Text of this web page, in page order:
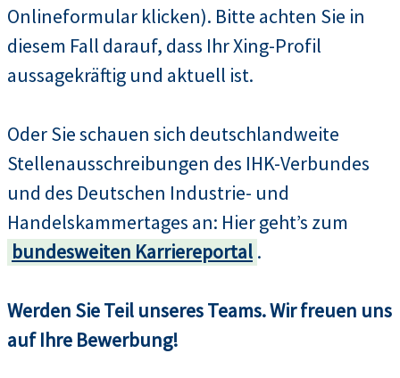
Onlineformular klicken). Bitte achten Sie in
diesem Fall darauf, dass Ihr Xing-Profil
aussagekräftig und aktuell ist.
Oder Sie schauen sich deutschlandweite
Stellenausschreibungen des IHK-Verbundes
und des Deutschen Industrie- und
Handelskammertages an: Hier geht’s zum
bundesweiten Karriereportal .
Werden Sie Teil unseres Teams. Wir freuen uns
auf Ihre Bewerbung!